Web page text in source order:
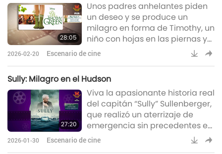
y la fe en Dios.
28:05
Unos padres anhelantes piden
un deseo y se produce un
milagro en forma de Timothy, un
niño con hojas en las piernas y
un gran corazón. Su breve y
mágica vida transforma un
paternidad se define por el
amor, no por la biología.
2026-02-20 Escenario de cine
Sully: Milagro en el Hudson
27:20
Viva la apasionante historia real
del capitán “Sully” Sullenberger,
que realizó un aterrizaje de
emergencia sin precedentes en
el río Hudson. Mientras las
investigaciones cuestionan
2026-01-30 Escenario de cine